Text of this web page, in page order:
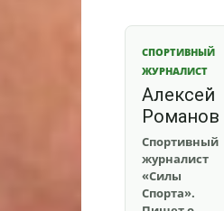
СПОРТИВНЫЙ
ЖУРНАЛИСТ
Алексей
Романов
Спортивный
журналист
«Силы
Спорта».